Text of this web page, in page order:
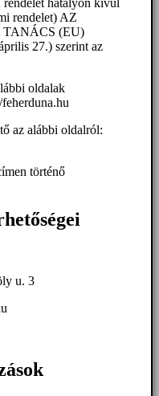
rendelet) AZ
TANÁCS (EU)
27.) szerint az
oldalak
az alábbi oldalról:
történő
u. 3